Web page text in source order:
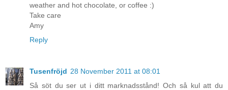
weather and hot chocolate, or coffee :)
Take care
Amy
Reply
Tusenfröjd 28 November 2011 at 08:01
Så söt du ser ut i ditt marknadsstånd! Och så kul att du